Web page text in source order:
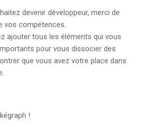
devenir développeur, merci de
vos compétences.
ajouter tous les éléments qui vous
pour vous dissocier des
que vous avez votre place dans
!